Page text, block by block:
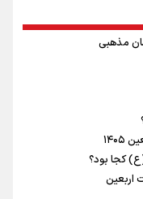
خیانت
۲۲
هم نتایج هانگژو
وقفه در حال ارتقا است
ما بود
برای امضای سند برنامه
مسابقات پاکستان است نه
مذهبی
(ع) کجا بود؟
اربعین